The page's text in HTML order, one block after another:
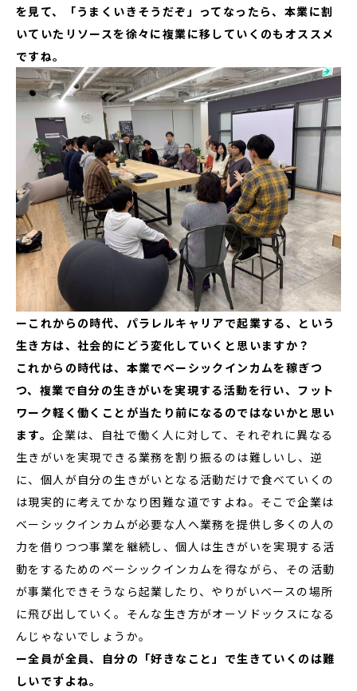
を見て、「うまくいきそうだぞ」ってなったら、本業に割
いていたリソースを徐々に複業に移していくのもオススメ
ですね。
ーこれからの時代、パラレルキャリアで起業する、という
生き方は、社会的にどう変化していくと思いますか？
これからの時代は、本業でベーシックインカムを稼ぎつ
つ、複業で自分の生きがいを実現する活動を行い、フット
ワーク軽く働くことが当たり前になるのではないかと思い
ます。企業は、自社で働く人に対して、それぞれに異なる
生きがいを実現できる業務を割り振るのは難しいし、逆
に、個人が自分の生きがいとなる活動だけで食べていくの
は現実的に考えてかなり困難な道ですよね。そこで企業は
ベーシックインカムが必要な人へ業務を提供し多くの人の
力を借りつつ事業を継続し、個人は生きがいを実現する活
動をするためのベーシックインカムを得ながら、その活動
が事業化できそうなら起業したり、やりがいベースの場所
に飛び出していく。そんな生き方がオーソドックスになる
んじゃないでしょうか。
ー全員が全員、自分の「好きなこと」で生きていくのは難
しいですよね。